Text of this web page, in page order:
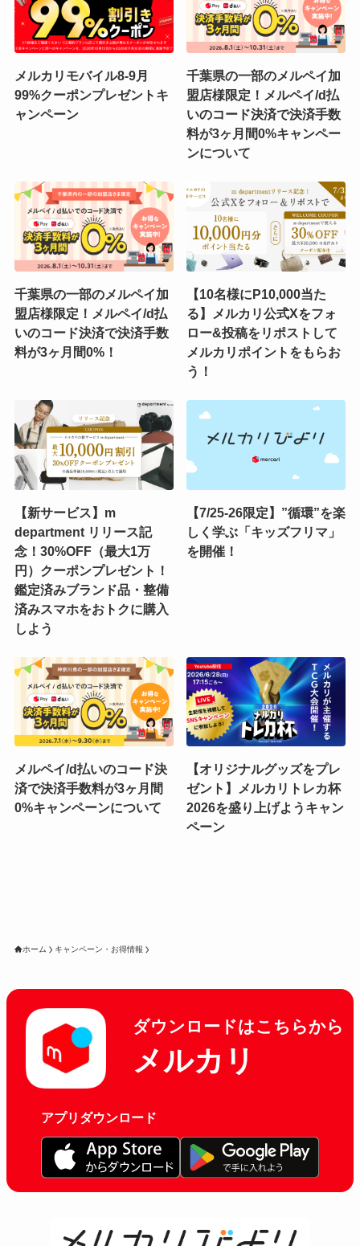
メルカリモバイル8-9月
99%クーポンプレゼントキ
ャンペーン
千葉県の一部のメルペイ加
盟店様限定！メルペイ/d払
いのコード決済で決済手数
料が3ヶ月間0%キャンペー
ンについて
千葉県の一部のメルペイ加
盟店様限定！メルペイ/d払
いのコード決済で決済手数
料が3ヶ月間0%！
【10名様にP10,000当た
る】メルカリ公式Xをフォ
ロー&投稿をリポストして
メルカリポイントをもらお
う！
【新サービス】m
department リリース記
念！30%OFF（最大1万
円）クーポンプレゼント！
鑑定済みブランド品・整備
済みスマホをおトクに購入
しよう
【7/25-26限定】”循環”を楽
しく学ぶ「キッズフリマ」
を開催！
メルペイ/d払いのコード決
済で決済手数料が3ヶ月間
0%キャンペーンについて
【オリジナルグッズをプレ
ゼント】メルカリトレカ杯
2026を盛り上げようキャン
ペーン
ホーム キャンペーン・お得情報
ダウンロードはこちらから
メルカリ
アプリダウンロード